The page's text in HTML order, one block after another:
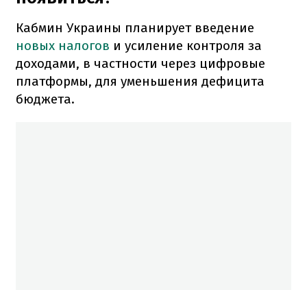
Кабмин Украины планирует введение
новых налогов и усиление контроля за
доходами, в частности через цифровые
платформы, для уменьшения дефицита
бюджета.